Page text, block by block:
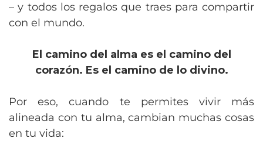
– y todos los regalos que traes para compartir
con el mundo.
El camino del alma es el camino del
corazón. Es el camino de lo divino.
Por eso, cuando te permites vivir más
alineada con tu alma, cambian muchas cosas
en tu vida: